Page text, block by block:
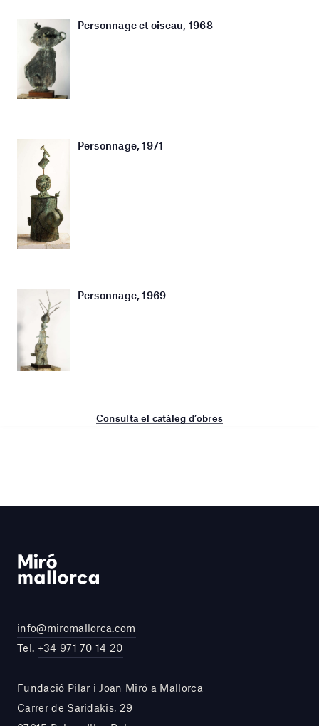
Personnage et oiseau, 1968
Personnage, 1971
Personnage, 1969
Consulta el catàleg d’obres
info@miromallorca.com
Tel. +34 971 70 14 20
Fundació Pilar i Joan Miró a Mallorca
Carrer de Saridakis, 29